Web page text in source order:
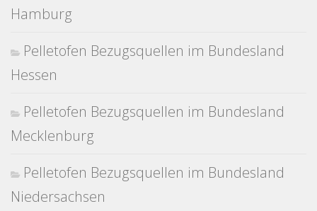
Hamburg
Pelletofen Bezugsquellen im Bundesland
Hessen
Pelletofen Bezugsquellen im Bundesland
Mecklenburg
Pelletofen Bezugsquellen im Bundesland
Niedersachsen